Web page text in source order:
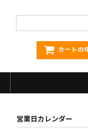
カートの
営業日カレンダー